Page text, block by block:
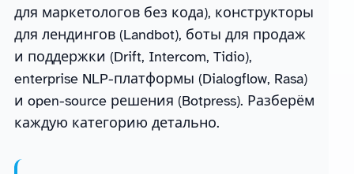
для маркетологов без кода), конструкторы
для лендингов (Landbot), боты для продаж
и поддержки (Drift, Intercom, Tidio),
enterprise NLP-платформы (Dialogflow, Rasa)
и open-source решения (Botpress). Разберём
каждую категорию детально.